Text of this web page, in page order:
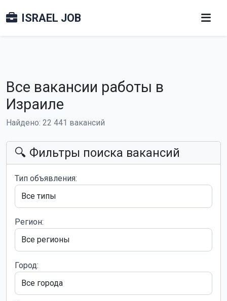
ISRAEL JOB
Все вакансии работы в
Израиле
Найдено: 22 441 вакансий
🔍 Фильтры поиска вакансий
Тип объявления:
Регион:
Город: